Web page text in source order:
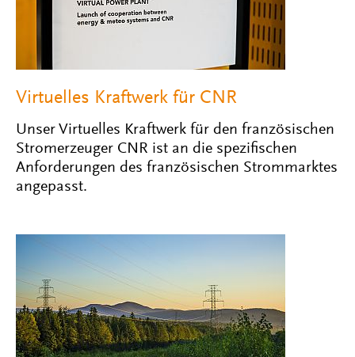
Virtuelles Kraftwerk für CNR
Unser Virtuelles Kraftwerk für den französischen
Stromerzeuger CNR ist an die spezifischen
Anforderungen des französischen Strommarktes
angepasst.